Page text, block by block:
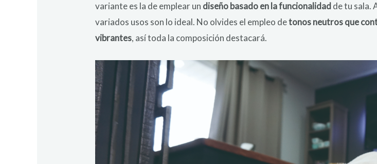
variante es la de emplear un diseño basado en la funcionalidad de tu sala.
variados usos son lo ideal. No olvides el empleo detonos neutros que
vibrantes, así toda la composición destacará.